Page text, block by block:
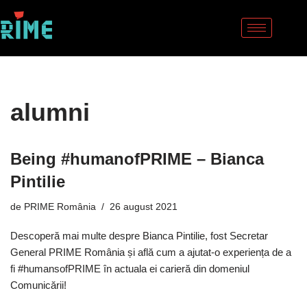
Sari
alumni
Being #humanofPRIME – Bianca
Pintilie
de PRIME România 26 august 2021
Descoperă mai multe despre Bianca Pintilie, fost Secretar
General PRIME România și află cum a ajutat-o experiența de a
fi #humansofPRIME în actuala ei carieră din domeniul
Comunicării!